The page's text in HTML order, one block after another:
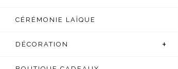
CÉRÉMONIE LAÏQUE
DÉCORATION